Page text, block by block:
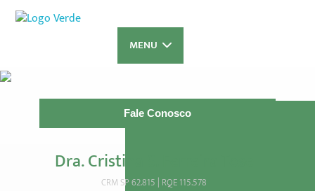
MENU
Dra. Cristina S. Ferreira Tose
CRM SP 62.815 | RQE 115.578
Fale Conosco